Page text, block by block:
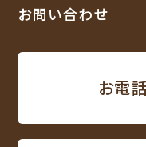
お問い合わせ
お電